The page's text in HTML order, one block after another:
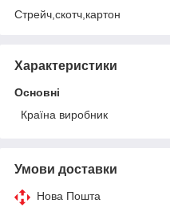
Стрейч,скотч,картон
Характеристики
Основні
Країна виробник
Умови доставки
Нова Пошта